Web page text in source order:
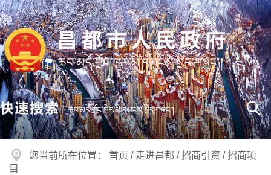
您当前所在位置： 首页 / 走进昌都 /招商引资 /招商项
目